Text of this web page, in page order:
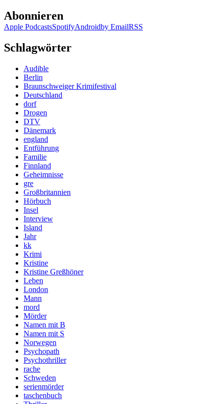
Abonnieren
Apple PodcastsSpotifyAndroidby EmailRSS
Schlagwörter
Audible
Berlin
Braunschweiger Krimifestival
Deutschland
dorf
Drogen
DTV
Dänemark
england
Entführung
Familie
Finnland
Geheimnisse
gre
Großbritannien
Hörbuch
Insel
Interview
Island
Jahr
kk
Krimi
Kristine
Kristine Greßhöner
Leben
London
Mann
mord
Mörder
Namen mit B
Namen mit S
Norwegen
Psychopath
Psychothriller
rache
Schweden
serienmörder
taschenbuch